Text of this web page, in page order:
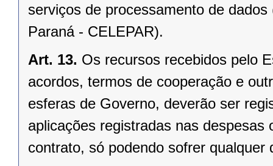
serviços de processamento de
Paraná - CELEPAR).
Art. 13. Os recursos recebidos pelo
acordos, termos de cooperação e
esferas de Governo, deverão ser
aplicações registradas nas
contrato, só podendo sofrer qualquer